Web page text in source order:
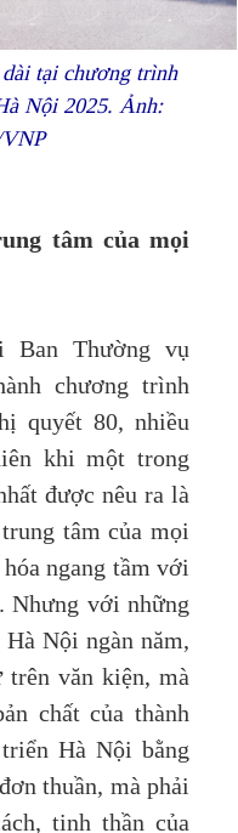
tại chương trình
Nội 2025. Ảnh:
tâm của mọi
Ban Thường vụ
chương trình
quyết 80, nhiều
khi một trong
được nêu ra là
tâm của mọi
ngang tầm với
Nhưng với những
Nội ngàn năm,
trên văn kiện, mà
chất của thành
Hà Nội bằng
thuần, mà phải
tinh thần của